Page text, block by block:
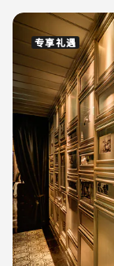
专享礼遇